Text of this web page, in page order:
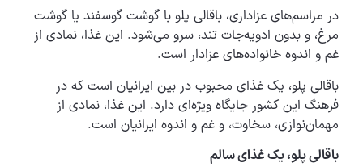
در مراسم‌های عزاداری، باقالی پلو با گوشت گوسفند یا گوشت
مرغ، و بدون ادویه‌جات تند، سرو می‌شود. این غذا، نمادی از
غم و اندوه خانواده‌های عزادار است.
باقالی پلو، یک غذای محبوب در بین ایرانیان است که در
فرهنگ این کشور جایگاه ویژه‌ای دارد. این غذا، نمادی از
مهمان‌نوازی، سخاوت، و غم و اندوه ایرانیان است.
باقالی پلو، یک غذای سالم